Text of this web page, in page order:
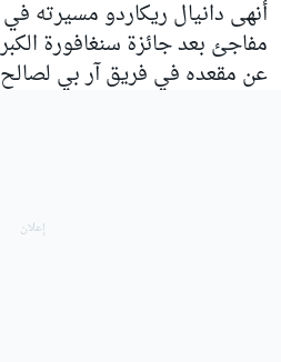
أنهى دانيال ريكاردو
عن مقعده في فريق آر بي لصالح